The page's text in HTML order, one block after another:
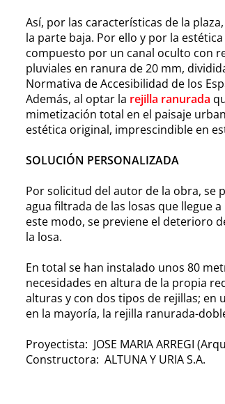
Así, por las características de la
la parte baja. Por ello y por la
compuesto por un canal oculto con
pluviales en ranura de 20 mm,
Normativa de Accesibilidad de los
Además, al optar la rejilla ranurada
mimetización total en el paisaje
estética original, imprescindible en
SOLUCIÓN PERSONALIZADA
Por solicitud del autor de la obra, se
agua filtrada de las losas que llegue
este modo, se previene el deterioro
la losa.
En total se han instalado unos 80
necesidades en altura de la propia
alturas y con dos tipos de rejillas; en
en la mayoría, la rejilla ranurada-
Proyectista: JOSE MARIA ARREGI
Constructora: ALTUNA Y URIA S.A.